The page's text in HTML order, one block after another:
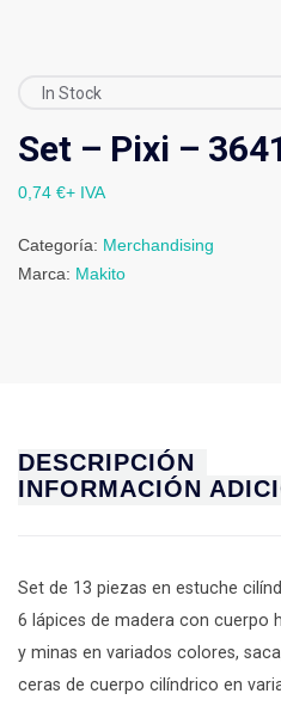
In Stock
Set – Pixi –
0,74 €+ IVA
Categoría: Merchandising
Marca: Makito
DESCRIPCIÓN
INFORMACIÓN
Set de 13 piezas en estuche
6 lápices de madera con cuerpo
y minas en variados colores,
ceras de cuerpo cilíndrico en